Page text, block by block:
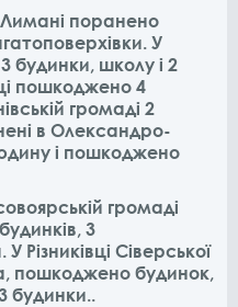
поранено
У
будинки, школу і 2
пошкоджено 4
громаді 2
в Олександро-
і пошкоджено
громаді
3
Різниківці Сіверської
пошкоджено будинок,
будинки..